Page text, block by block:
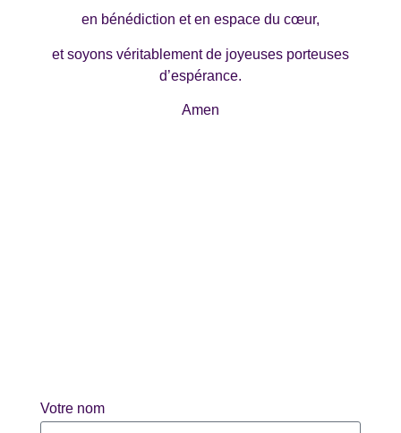
en bénédiction et en espace du cœur,
et soyons véritablement de joyeuses porteuses
d’espérance.
Amen
Votre nom